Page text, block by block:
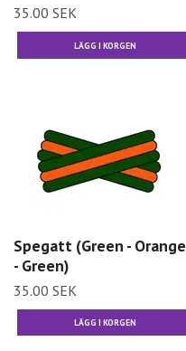
35.00 SEK
Spegatt (Green - Orange
- Green)
35.00 SEK